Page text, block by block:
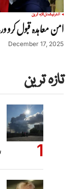
انٹرنیشنلتازہ ترین
امن معاہدہ قبول کرو
December 17, 2025
تازہ ترین